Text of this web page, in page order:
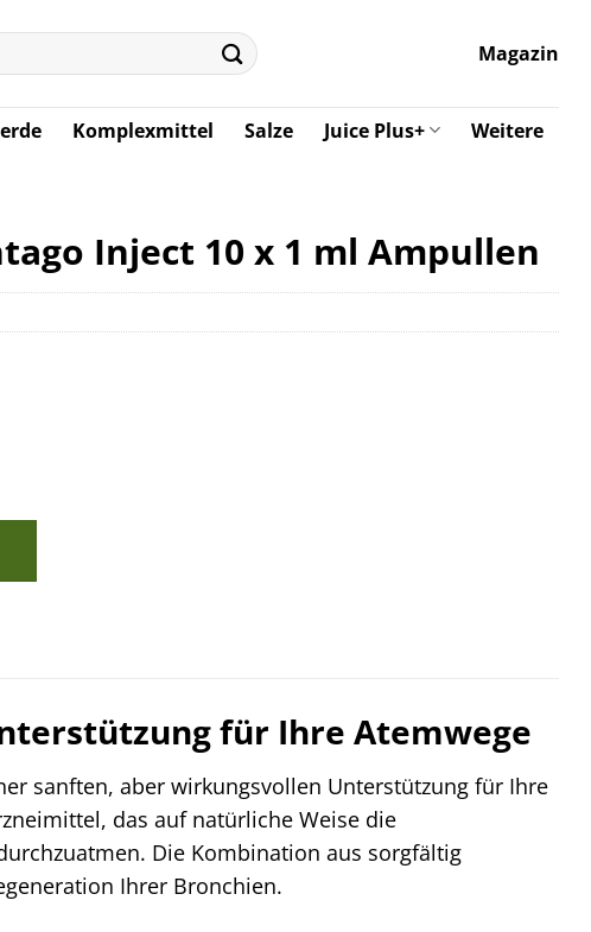
Magazin
Komplexmittel Salze Juice Plus+ Weitere
Inject 10 x 1 ml Ampullen
für Ihre Atemwege
sanften, aber wirkungsvollen Unterstützung für Ihre
das auf natürliche Weise die
Die Kombination aus sorgfältig
Ihrer Bronchien.